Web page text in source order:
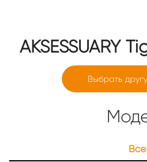
AKSESSUARY
Выбрать
Все